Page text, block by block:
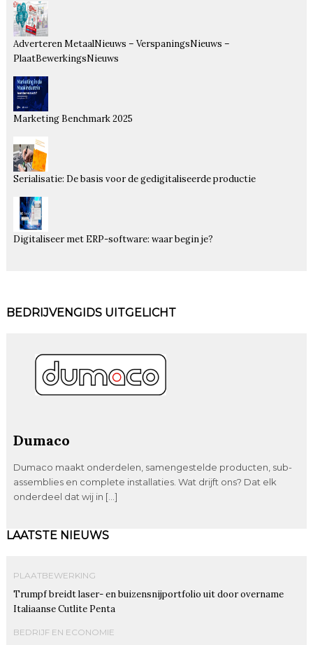
Adverteren MetaalNieuws – VerspaningsNieuws –
PlaatBewerkingsNieuws
Marketing Benchmark 2025
Serialisatie: De basis voor de gedigitaliseerde productie
Digitaliseer met ERP-software: waar begin je?
BEDRIJVENGIDS UITGELICHT
Dumaco
Dumaco maakt onderdelen, samengestelde producten, sub-
assemblies en complete installaties. Wat drijft ons? Dat elk
onderdeel dat wij in […]
LAATSTE NIEUWS
PLAATBEWERKING
Trumpf breidt laser- en buizensnijportfolio uit door overname
Italiaanse Cutlite Penta
BEDRIJF EN ECONOMIE